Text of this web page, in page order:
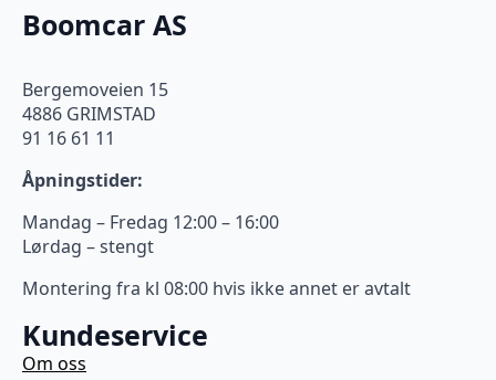
Boomcar AS
Bergemoveien 15
4886 GRIMSTAD
91 16 61 11
Åpningstider:
Mandag – Fredag 12:00 – 16:00
Lørdag – stengt
Montering fra kl 08:00 hvis ikke annet er avtalt
Kundeservice
Om oss